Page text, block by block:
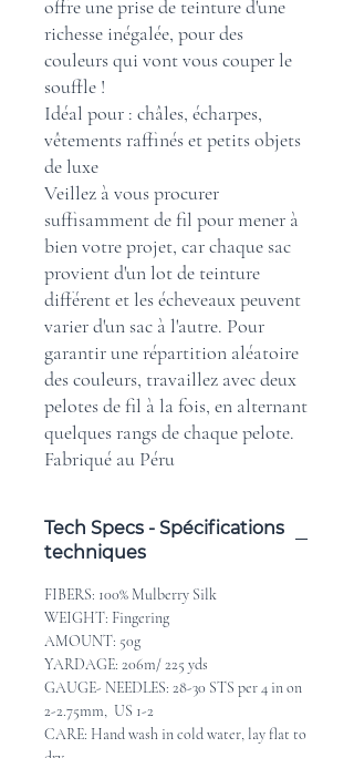
offre une prise de teinture d'une
richesse inégalée, pour des
couleurs qui vont vous couper le
souffle !
Idéal pour : châles, écharpes,
vêtements raffinés et petits objets
de luxe
Veillez à vous procurer
suffisamment de fil pour mener à
bien votre projet, car chaque sac
provient d'un lot de teinture
différent et les écheveaux peuvent
varier d'un sac à l'autre. Pour
garantir une répartition aléatoire
des couleurs, travaillez avec deux
pelotes de fil à la fois, en alternant
quelques rangs de chaque pelote.
Fabriqué au Péru
Tech Specs - Spécifications
techniques
FIBERS: 100% Mulberry Silk
WEIGHT: Fingering
AMOUNT: 50g
YARDAGE: 206m/ 225 yds
GAUGE- NEEDLES: 28-30 STS per 4 in on
2-2.75mm, US 1-2
CARE: Hand wash in cold water, lay flat to